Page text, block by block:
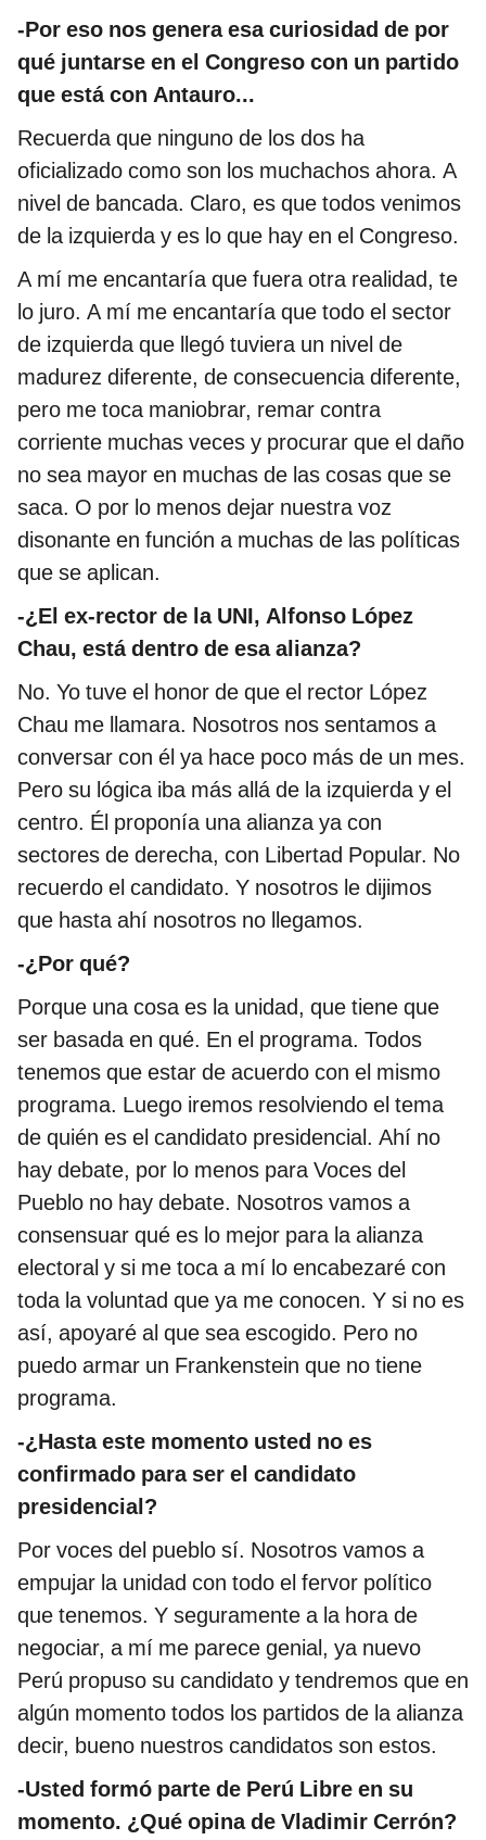
-Por eso nos genera esa curiosidad de por
qué juntarse en el Congreso con un partido
que está con Antauro...
Recuerda que ninguno de los dos ha
oficializado como son los muchachos ahora. A
nivel de bancada. Claro, es que todos venimos
de la izquierda y es lo que hay en el Congreso.
A mí me encantaría que fuera otra realidad, te
lo juro. A mí me encantaría que todo el sector
de izquierda que llegó tuviera un nivel de
madurez diferente, de consecuencia diferente,
pero me toca maniobrar, remar contra
corriente muchas veces y procurar que el daño
no sea mayor en muchas de las cosas que se
saca. O por lo menos dejar nuestra voz
disonante en función a muchas de las políticas
que se aplican.
-¿El ex-rector de la UNI, Alfonso López
Chau, está dentro de esa alianza?
No. Yo tuve el honor de que el rector López
Chau me llamara. Nosotros nos sentamos a
conversar con él ya hace poco más de un mes.
Pero su lógica iba más allá de la izquierda y el
centro. Él proponía una alianza ya con
sectores de derecha, con Libertad Popular. No
recuerdo el candidato. Y nosotros le dijimos
que hasta ahí nosotros no llegamos.
-¿Por qué?
Porque una cosa es la unidad, que tiene que
ser basada en qué. En el programa. Todos
tenemos que estar de acuerdo con el mismo
programa. Luego iremos resolviendo el tema
de quién es el candidato presidencial. Ahí no
hay debate, por lo menos para Voces del
Pueblo no hay debate. Nosotros vamos a
consensuar qué es lo mejor para la alianza
electoral y si me toca a mí lo encabezaré con
toda la voluntad que ya me conocen. Y si no es
así, apoyaré al que sea escogido. Pero no
puedo armar un Frankenstein que no tiene
programa.
-¿Hasta este momento usted no es
confirmado para ser el candidato
presidencial?
Por voces del pueblo sí. Nosotros vamos a
empujar la unidad con todo el fervor político
que tenemos. Y seguramente a la hora de
negociar, a mí me parece genial, ya nuevo
Perú propuso su candidato y tendremos que en
algún momento todos los partidos de la alianza
decir, bueno nuestros candidatos son estos.
-Usted formó parte de Perú Libre en su
momento. ¿Qué opina de Vladimir Cerrón?